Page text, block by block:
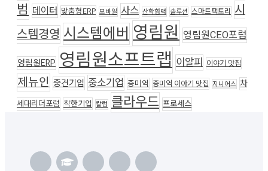
범 데이터 맞춤형ERP 모바일 사스 산학협력 솔루션 스마트팩토리 시
스템경영 시스템에버영림원 영림원CEO포럼
영림원ERP 영림원소프트랩 이알피 이야기 맛집
제뉴인 중견기업 중소기업 증미역 증미역 이야기 맛집 지니어스 차
세대리더포럼 착한기업 칼럼 클라우드 프로세스